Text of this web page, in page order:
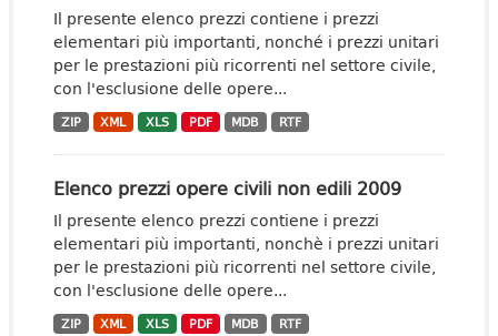
Il presente elenco prezzi contiene i prezzi
elementari più importanti, nonché i prezzi unitari
per le prestazioni più ricorrenti nel settore civile,
con l'esclusione delle opere...
ZIP XML XLS PDF MDB RTF
Elenco prezzi opere civili non edili 2009
Il presente elenco prezzi contiene i prezzi
elementari più importanti, nonchè i prezzi unitari
per le prestazioni più ricorrenti nel settore civile,
con l'esclusione delle opere...
ZIP XML XLS PDF MDB RTF